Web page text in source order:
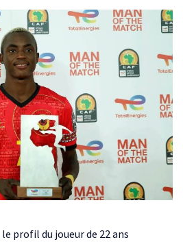
profil du joueur de 22 ans